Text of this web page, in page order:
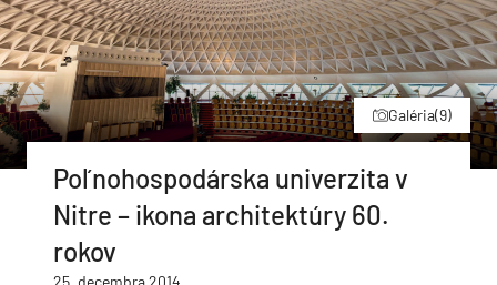
Galéria(9)
Poľnohospodárska univerzita v
Nitre – ikona architektúry 60.
rokov
25. decembra 2014